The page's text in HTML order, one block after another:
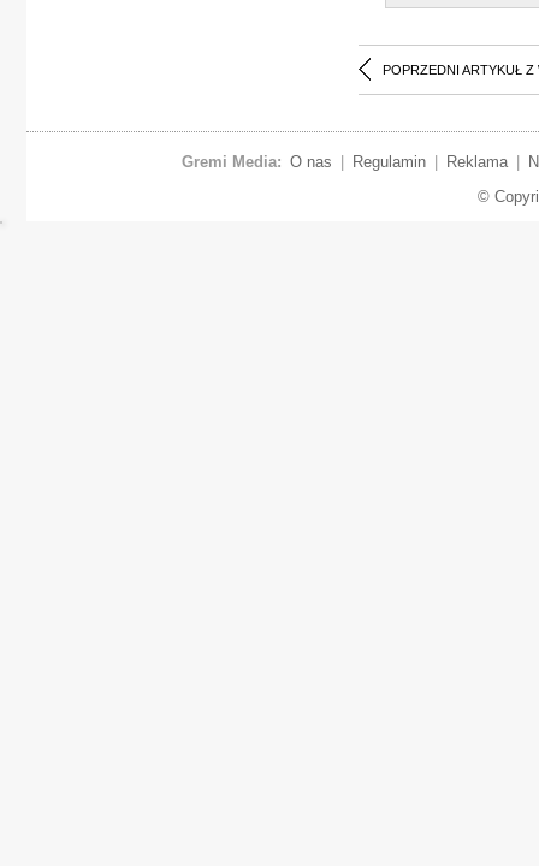
POPRZEDNI ARTYKUŁ Z
Gremi Media: O nas Regulamin Reklama
©